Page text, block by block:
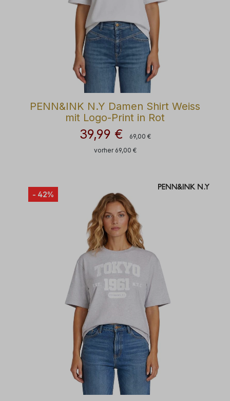
PENN&INK N.Y Damen Shirt Weiss
mit Logo-Print in Rot
Verkaufspreis:
39,99 € Regulärer Preis:
69,00 €
vorher 69,00 €
- 42%